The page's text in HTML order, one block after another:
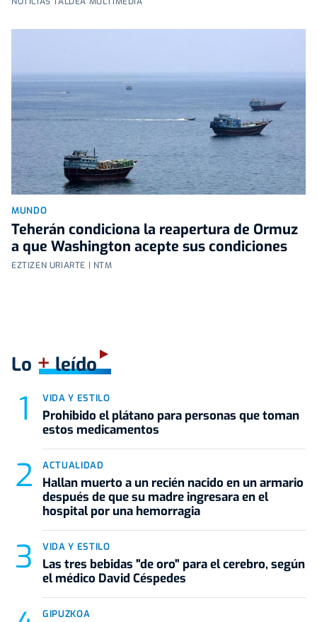
MUNDO
Teherán condiciona la reapertura de Ormuz
a que Washington acepte sus condiciones
EZTIZEN URIARTE | NTM
Lo +leído
VIDA Y ESTILO
Prohibido el plátano para personas que toman
estos medicamentos
ACTUALIDAD
Hallan muerto a un recién nacido en un armario
después de que su madre ingresara en el
hospital por una hemorragia
VIDA Y ESTILO
Las tres bebidas "de oro" para el cerebro, según
el médico David Céspedes
GIPUZKOA